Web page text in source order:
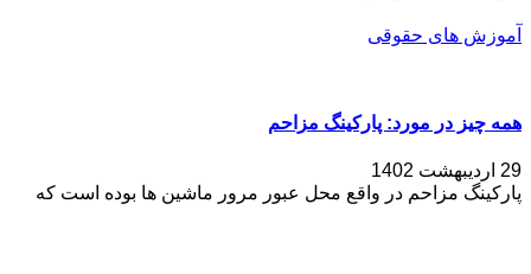
آموزش های حقوقی
همه چیز در مورد: پارکینگ مزاحم
29 اردیبهشت 1402
پارکینگ مزاحم در واقع محل عبور مرور ماشین ها بوده است که